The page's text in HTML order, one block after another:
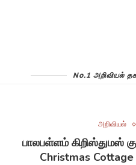
No.1 அறிவியல்
அறிவியல்
பாலபள்ளம் கிறிஸ்துமஸ்
Christmas Cottage